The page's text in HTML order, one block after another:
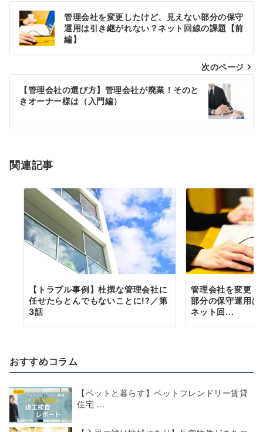
投
稿
ナ
ビ
ゲ
ー
ョ
ン
管理会社を変更したけど、見えない部分の保守
運用は引き継がれない？ネット回線の課題【前
編】
次のページ
【管理会社の選び方】管理会社が廃業！そのと
きオーナー様は（入門編）
関連記事
【トラブル事例】杜撰な管理会社に
任せたらとんでもないことに!?／第
3話
管理会社を変更
部分の保守運用
ネット回...
おすすめコラム
【ペットと暮らす】ペットフレンドリー賃貸
住宅 ...